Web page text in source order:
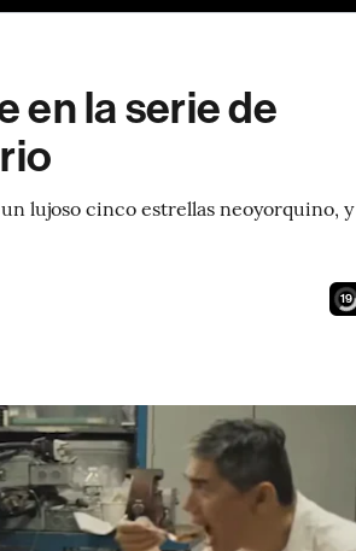
en la serie de
lujoso cinco estrellas neoyorquino, y
18